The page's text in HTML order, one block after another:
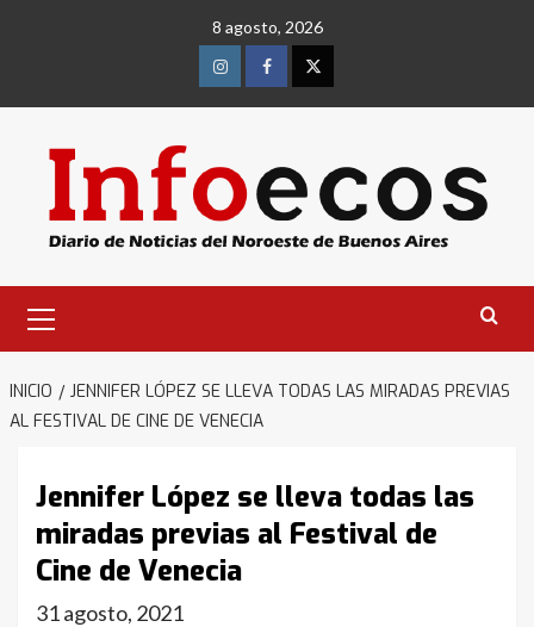
8 agosto, 2026
InstagramFacebookTwitter
primario
INICIO
JENNIFER LÓPEZ SE LLEVA TODAS LAS MIRADAS PREVIAS
AL FESTIVAL DE CINE DE VENECIA
Jennifer López se lleva todas las
miradas previas al Festival de
Cine de Venecia
31 agosto, 2021